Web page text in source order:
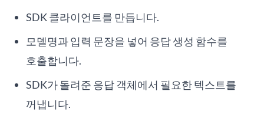
SDK 클라이언트를 만듭니다.
모델명과 입력 문장을 넣어 응답 생성 함수를
호출합니다.
SDK가 돌려준 응답 객체에서 필요한 텍스트를
꺼냅니다.